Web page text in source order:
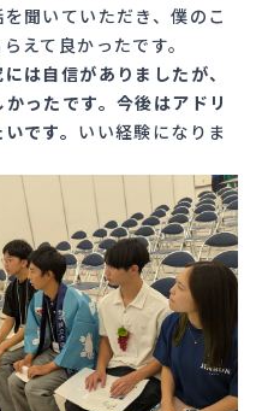
聞いていただき、僕のこ
えて良かったです。
は自信がありましたが、
ったです。今後はアドリ
です。 いい経験になりま